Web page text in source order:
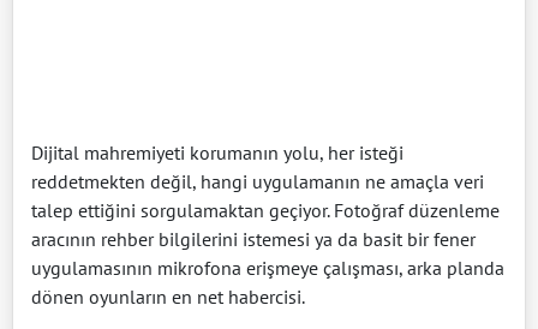
Dijital mahremiyeti korumanın yolu, her isteği
reddetmekten değil, hangi uygulamanın ne amaçla veri
talep ettiğini sorgulamaktan geçiyor. Fotoğraf düzenleme
aracının rehber bilgilerini istemesi ya da basit bir fener
uygulamasının mikrofona erişmeye çalışması, arka planda
dönen oyunların en net habercisi.